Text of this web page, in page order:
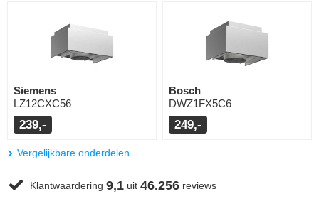
Siemens
LZ12CXC56
239,-
Bosch
DWZ1FX5C6
249,-
Vergelijkbare onderdelen
Klantwaardering 9,1 uit 46.256 reviews